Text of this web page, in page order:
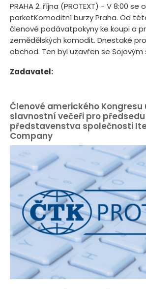
PRAHA 2. října (PROTEXT) - V 8:00
parketKomoditní burzy Praha. Od
členové podávatpokyny ke koupi a
zemědělských komodit. Dnestaké
obchod. Ten byl uzavřen se
Zadavatel:
Členové amerického
slavnostní večeři pro předsedu
představenstva společnosti
Company